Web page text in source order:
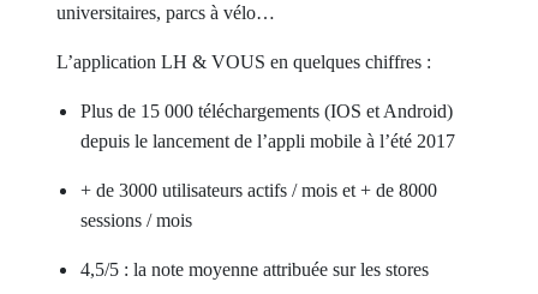
universitaires, parcs à vélo…
L’application LH & VOUS en quelques chiffres :
Plus de 15 000 téléchargements (IOS et Android)
depuis le lancement de l’appli mobile à l’été 2017
+ de 3000 utilisateurs actifs / mois et + de 8000
sessions / mois
4,5/5 : la note moyenne attribuée sur les stores